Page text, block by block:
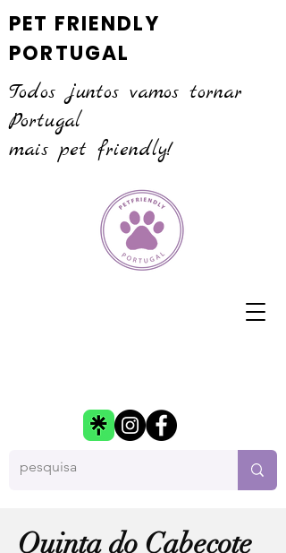
PET FRIENDLY
PORTUGAL
Todos juntos vamos tornar
Portugal
mais pet friendly!
Quinta do Cabeçote